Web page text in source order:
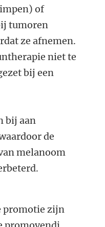
of
tumoren
ze afnemen.
niet te
bij een
bij aan
de
melanoom
promotie zijn